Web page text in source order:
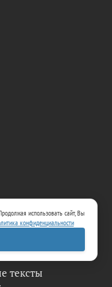
тексты
использовать сайт, Вы
конфиденциальности